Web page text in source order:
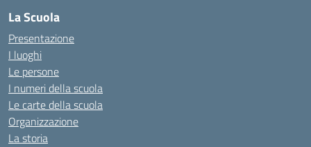
La Scuola
Presentazione
I luoghi
Le persone
I numeri della scuola
Le carte della scuola
Organizzazione
La storia